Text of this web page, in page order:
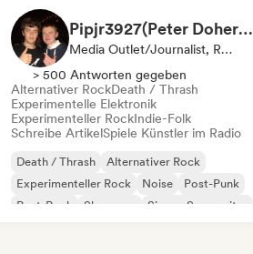
Pipjr3927(Peter Doherty)
Media Outlet/Journalist, Radiosender
> 500 Antworten gegeben
Alternativer RockDeath / Thrash
Experimentelle Elektronik
Experimenteller RockIndie-Folk
Schreibe ArtikelSpiele Künstler im Radio
Death / Thrash
Alternativer Rock
Experimenteller Rock
Noise
Post-Punk
Post-Rock
Shoegaze Singer-Songwriter